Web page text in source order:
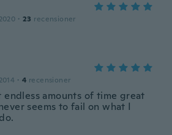
· 23 recensioner
· 4 recensioner
endless amounts of time great
seems to fail on what I